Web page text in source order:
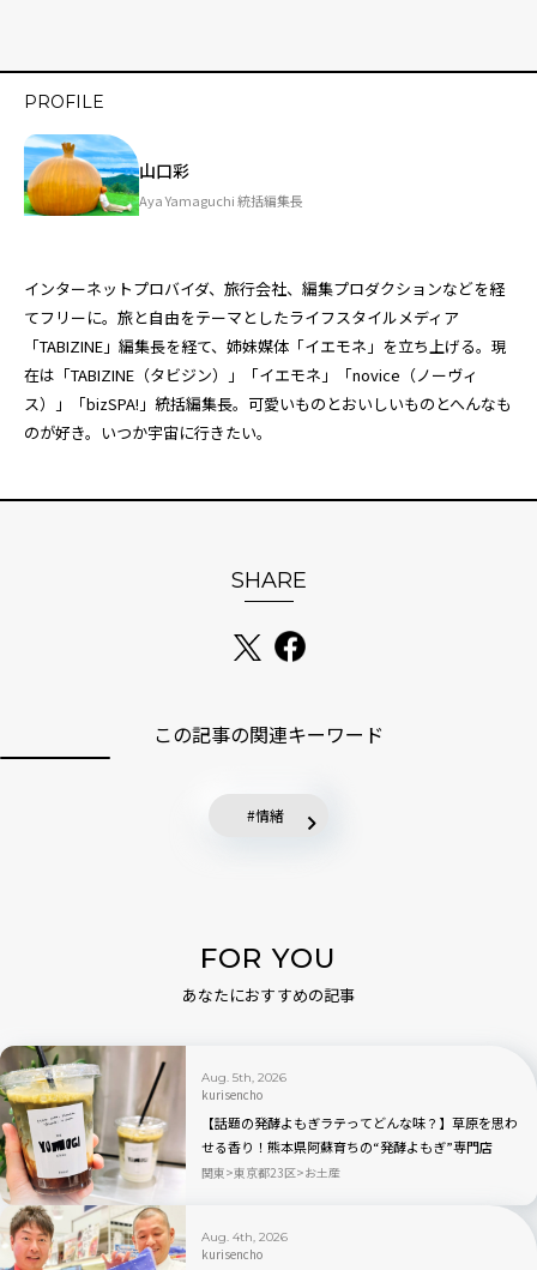
PROFILE
山口彩
Aya Yamaguchi 統括編集長
インターネットプロバイダ、旅行会社、編集プロダクションなどを経
てフリーに。旅と自由をテーマとしたライフスタイルメディア
「TABIZINE」編集長を経て、姉妹媒体「イエモネ 」を立ち上げる。現
在は「TABIZINE（タビジン）」「イエモネ」「novice（ノーヴィ
ス）」「bizSPA!」統括編集長。可愛いものとおいしいものとへんなも
のが好き。いつか宇宙に行きたい。
SHARE
この記事の関連キーワード
情緒
FOR YOU
あなたにおすすめの記事
Aug. 5th, 2026
kurisencho
【話題の発酵よもぎラテってどんな味？】草原を思わ
せる香り！熊本県阿蘇育ちの“発酵よもぎ”専門店
「BETWEEN by THE YOMOGI STAND」渋谷にオープ
関東 東京都23区 お土産
Aug. 4th, 2026
kurisencho